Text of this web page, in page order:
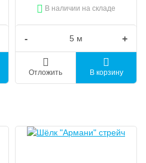
В наличии на складе
- +
Отложить В корзину